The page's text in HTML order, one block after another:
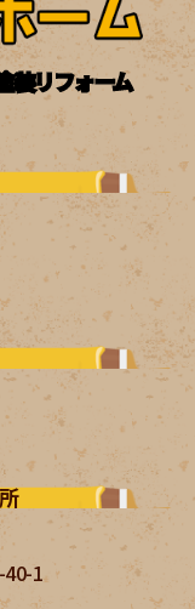
装リフォーム
1